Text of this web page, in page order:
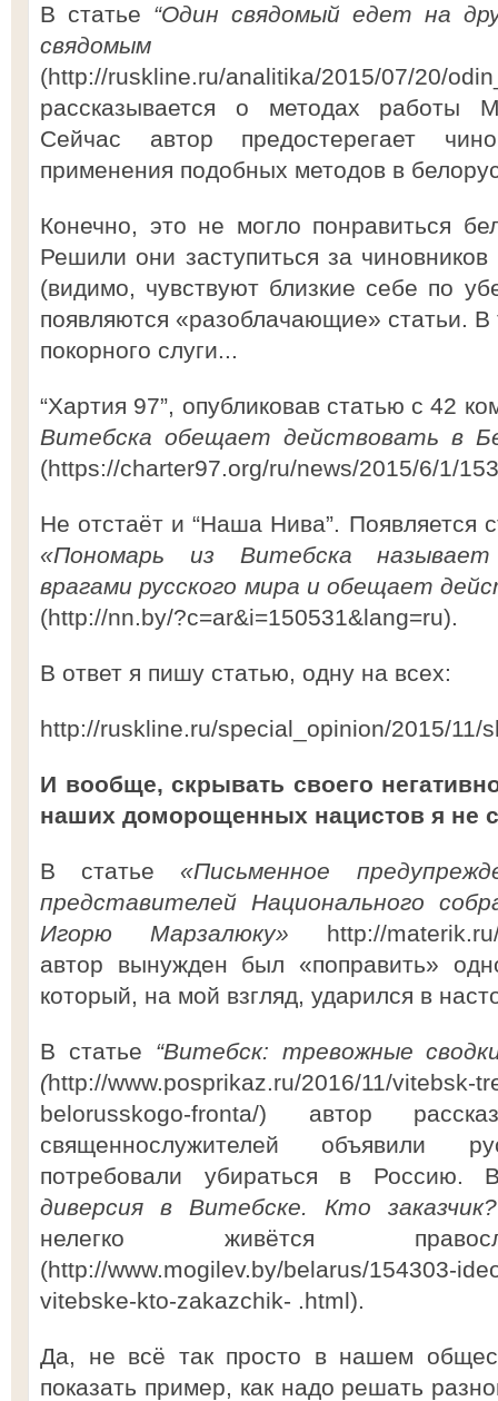
В статье “Один свядомый едет на
свядомым
(http://ruskline.ru/analitika/2015/07/20/
рассказывается о методах работы
Сейчас автор предостерегает
применения подобных методов в
Конечно, это не могло понравиться
Решили они заступиться за
(видимо, чувствуют близкие себе по
появляются «разоблачающие» статьи.
покорного слуги...
“Хартия 97”, опубликовав статью с 42
Витебска обещает действовать в
(https://charter97.org/ru/news/2015/6/1/
Не отстаёт и “Наша Нива”. Появляется
«Пономарь из Витебска называет
врагами русского мира и обещает
(http://nn.by/?c=ar&i=150531&lang=ru).
В ответ я пишу статью, одну на всех:
http://ruskline.ru/special_opinion/2015/
И вообще, скрывать своего
наших доморощенных нацистов я не
В статье«Письменное
представителей Национального
Игорю Марзалюку» http://
автор вынужден был «поправить»
который, на мой взгляд, ударился в
В статье “Витебск: тревожные
(http://www.posprikaz.ru/2016/11/vitebsk-
belorusskogo-fronta/) автор
священнослужителей объявили
потребовали убираться в
диверсия в Витебске. Кто
нелегко живётся
(http://www.mogilev.by/belarus/154303-
vitebske-kto-zakazchik- .html).
Да, не всё так просто в нашем
показать пример, как надо решать